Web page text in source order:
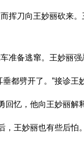
挥刀向王妙丽砍来
准备逃窜。王妙丽
都劈开了。”接诊
回忆，他向王妙丽解
，王妙丽也有些后